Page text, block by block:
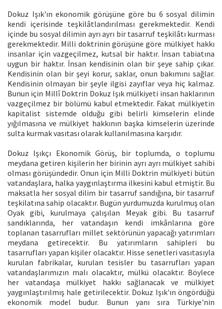
Dokuz Işık'ın ekonomik görüşüne göre bu 6 sosyal dilimin
kendi içerisinde teşkilâtlandırılması gerekmektedir. Kendi
içinde bu sosyal dilimin ayrı ayrı bir tasarruf teşkilâtı kurması
gerekmektedir. Milli doktrinin görüşüne göre mülkiyet hakkı
insanlar için vazgeçilmez, kutsal bir haktır. İnsan tabiatına
uygun bir haktır. İnsan kendisinin olan bir şeye sahip çıkar.
Kendisinin olan bir şeyi korur, saklar, onun bakımını sağlar.
Kendisinin olmayan bir şeyle ilgisi zayıflar veya hiç kalmaz.
Bunun için Millî Doktrin Dokuz Işık mülkiyeti insan haklarının
vazgeçilmez bir bölümü kabul etmektedir. Fakat mülkiyetin
kapitalist sistemde olduğu gibi belirli kimselerin elinde
yığılmasına ve mülkiyet hakkının başka kimselerin üzerinde
sulta kurmak vasıtası olarak kullanılmasına karşıdır.
Dokuz Işıkçı Ekonomik Görüş, bir toplumda, o toplumu
meydana getiren kişilerin her birinin ayrı ayrı mülkiyet sahibi
olması görüşündedir. Onun için Milli Doktrin mülkiyeti bütün
vatandaşlara, halka yaygınlaştırma ilkesini kabul etmiştir. Bu
maksatla her sosyal dilim bir tasarruf sandığına, bir tasarruf
teşkilatına sahip olacaktır. Bugün yurdumuzda kurulmuş olan
Oyak gibi, kurulmaya çalışılan Meyak gibi. Bu tasarruf
sandıklarında, her vatandaşın kendi imkânlarına göre
toplanan tasarrufları millet sektörünün yapacağı yatırımları
meydana getirecektir. Bu yatırımların sahipleri bu
tasarrufları yapan kişiler olacaktır. Hisse senetleri vasıtasıyla
kurulan fabrikalar, kurulan tesisler bu tasarrufları yapan
vatandaşlarımızın malı olacaktır, mülkü olacaktır. Böylece
her vatandaşa mülkiyet hakkı sağlanacak ve mülkiyet
yaygınlaştırılmış hale getirilecektir. Dokuz Işık'ın öngördüğü
ekonomik model budur. Bunun yanı sıra Türkiye'nin